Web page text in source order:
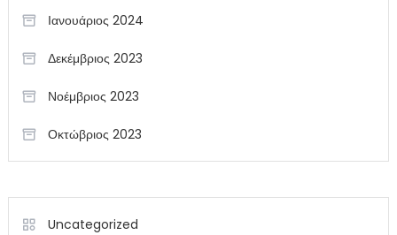
Ιανουάριος 2024
Δεκέμβριος 2023
Νοέμβριος 2023
Οκτώβριος 2023
Uncategorized